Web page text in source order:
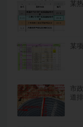
某
某
市
道